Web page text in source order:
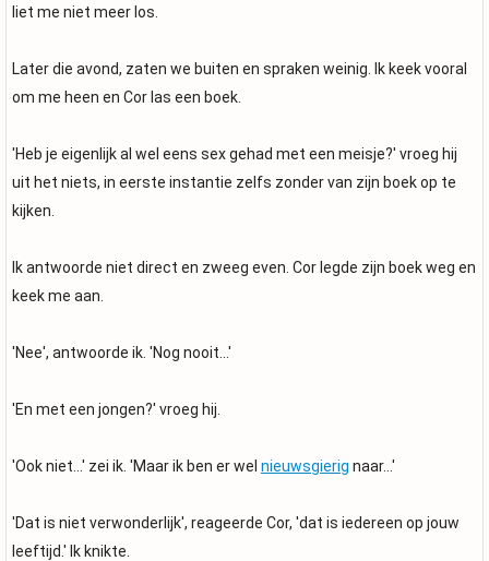
liet me niet meer los.
Later die avond, zaten we buiten en spraken weinig. Ik keek vooral
om me heen en Cor las een boek.
'Heb je eigenlijk al wel eens sex gehad met een meisje?' vroeg hij
uit het niets, in eerste instantie zelfs zonder van zijn boek op te
kijken.
Ik antwoorde niet direct en zweeg even. Cor legde zijn boek weg en
keek me aan.
'Nee', antwoorde ik. 'Nog nooit...'
'En met een jongen?' vroeg hij.
'Ook niet...' zei ik. 'Maar ik ben er wel nieuwsgierig naar...'
'Dat is niet verwonderlijk', reageerde Cor, 'dat is iedereen op jouw
leeftijd.' Ik knikte.